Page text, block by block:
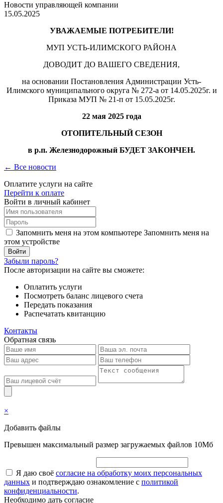
Новости управляющей компании
15.05.2025
УВАЖАЕМЫЕ ПОТРЕБИТЕЛИ!
МУП УСТЬ-ИЛИМСКОГО РАЙОНА
ДОВОДИТ ДО ВАШЕГО СВЕДЕНИЯ,
на основании Постановления Администрации Усть-
Илимского муниципального округа № 272-а от 14.05.2025г. и
Приказа МУП № 21-п от 15.05.2025г.
22 мая 2025 года
ОТОПИТЕЛЬНЫЙ СЕЗОН
в р.п. Железнодорожный БУДЕТ ЗАКОНЧЕН.
← Все новости
Оплатите услуги на сайте
Перейти к оплате
Войти в личный кабинет
Запомнить меня на этом компьютере Запомнить меня на
этом устройстве
Забыли пароль?
После авторизации на сайте вы сможете:
Оплатить услуги
Посмотреть баланс лицевого счета
Передать показания
Распечатать квитанцию
Контакты
Обратная связь
×
Добавить файлы
Превышен максимальный размер загружаемых файлов 10Мб
Я даю своё согласие на обработку моих персональных
данных и подтверждаю ознакомление с политикой
конфиденциальности.
Необходимо дать согласие